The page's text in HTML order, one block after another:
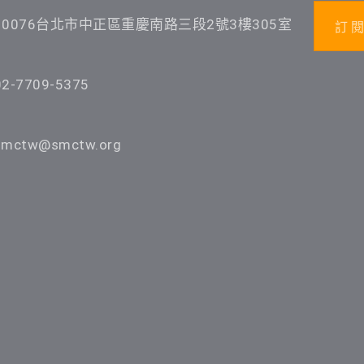
台北市中正區重慶南路三段2號3樓305室
7709-5375
訂